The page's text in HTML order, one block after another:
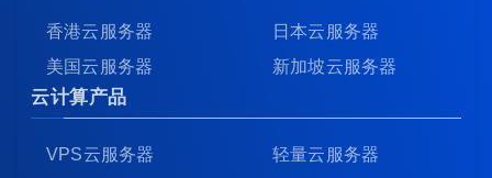
香港云服务器
日本云服务器
美国云服务器
新加坡云服务器
云计算产品
VPS云服务器
轻量云服务器